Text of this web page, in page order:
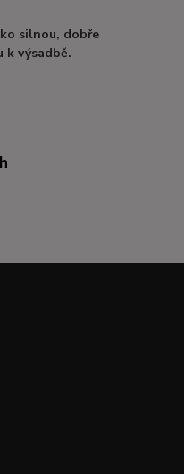
silnou, dobře
k výsadbě.